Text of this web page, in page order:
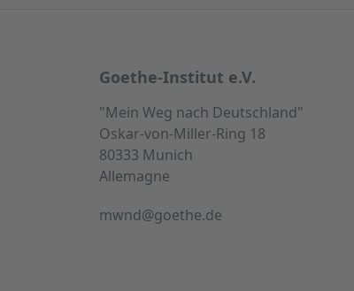
Service- und Informationsbereich
Goethe-Institut e.V.
"Mein Weg nach Deutschland"
Oskar-von-Miller-Ring 18
80333 Munich
Allemagne
mwnd@goethe.de